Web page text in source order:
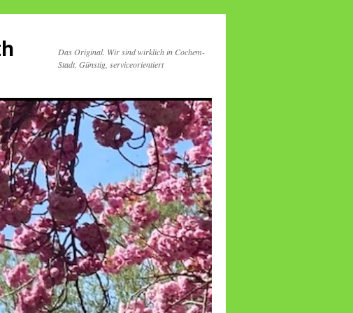
Das Original. Wir sind wirklich in Cochem-
Stadt. Günstig, serviceorientiert